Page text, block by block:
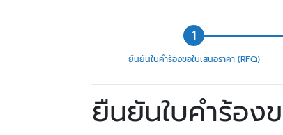
ยืนยันใบคำร้องขอใบเสนอราคา (RFQ)
ยืนยันใบคำร้อง